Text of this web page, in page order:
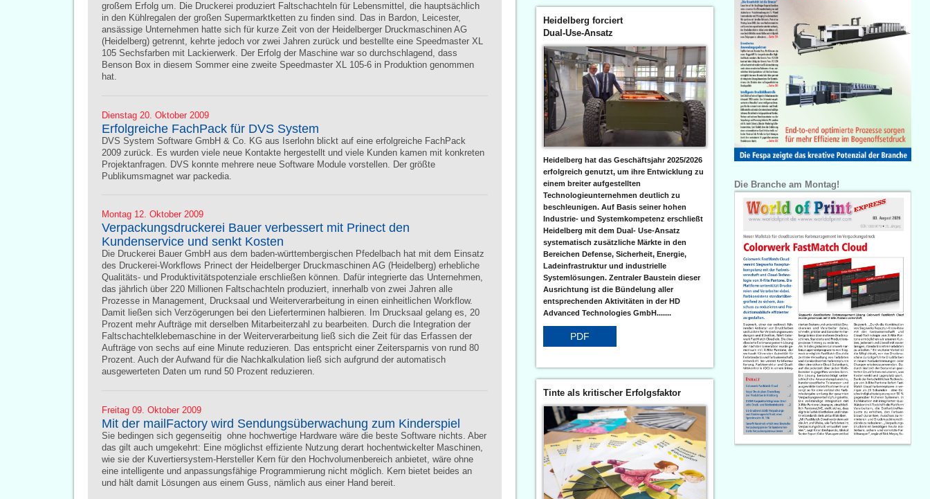
großem Erfolg um. Die Druckerei produziert Faltschachteln für Lebensmittel, die hauptsächlich
in den Kühlregalen der großen Supermarktketten zu finden sind. Das in Bardon, Leicester,
ansässige Unternehmen hatte sich für kurze Zeit von der Heidelberger Druckmaschinen AG
(Heidelberg) getrennt, kehrte jedoch vor zwei Jahren zurück und bestellte eine Speedmaster XL
105 Sechsfarben mit Lackierwerk. Der Erfolg der Maschine war so durchschlagend, dass
Benson Box in diesem Sommer eine zweite Speedmaster XL 105-6 in Produktion genommen
hat.
Dienstag 20. Oktober 2009
Erfolgreiche FachPack für DVS System
DVS System Software GmbH & Co. KG aus Iserlohn blickt auf eine erfolgreiche FachPack
2009 zurück. Es wurden viele neue Kontakte hergestellt und viele Kunden kamen mit konkreten
Projektanfragen. DVS konnte mehrere neue Software Module vorstellen. Der größte
Publikumsmagnet war packedia.
Montag 12. Oktober 2009
Verpackungsdruckerei Bauer verbessert mit Prinect den
Kundenservice und senkt Kosten
Die Druckerei Bauer GmbH aus dem baden-württembergischen Pfedelbach hat mit dem Einsatz
des Druckerei-Workflows Prinect der Heidelberger Druckmaschinen AG (Heidelberg) erhebliche
Qualitäts- und Produktivitätspotenziale erschließen können. Dafür integrierte das Unternehmen,
das jährlich über 220 Millionen Faltschachteln produziert, innerhalb von zwei Jahren alle
Prozesse in Management, Drucksaal und Weiterverarbeitung in einen einheitlichen Workflow.
Damit ließen sich Verzögerungen bei den Lieferterminen halbieren. Im Drucksaal gelang es, 20
Prozent mehr Aufträge mit derselben Mitarbeiterzahl zu bearbeiten. Durch die Integration der
Faltschachtelklebemaschine in der Weiterverarbeitung ließ sich die Zeit für das Erfassen der
Aufträge von sechs auf eine Minute reduzieren. Das entspricht einer Zeitersparnis von rund 80
Prozent. Auch der Aufwand für die Nachkalkulation ließ sich aufgrund der automatisch
ausgewerteten Daten um rund 50 Prozent reduzieren.
Freitag 09. Oktober 2009
Mit der mailFactory wird Sendungsüberwachung zum Kinderspiel
Sie bedingen sich gegenseitig  ohne hochwertige Hardware wäre die beste Software nichts. Aber
das gilt auch umgekehrt: Eine möglichst effiziente Nutzung derart hochentwickelter Maschinen,
wie sie der Kuvertiersystem-Hersteller Kern für den Hochvolumenbereich anbietet, wäre ohne
eine intelligente und anpassungsfähige Programmierung nicht möglich. Kern bietet beides an 
und hält damit Lösungen aus einem Guss, nämlich aus einer Hand bereit.
Heidelberg forciert
Dual-Use-Ansatz
Heidelberg hat das Geschäftsjahr 2025/2026
erfolgreich genutzt, um ihre Entwicklung zu
einem breiter aufgestellten
Technologieunternehmen deutlich zu
beschleunigen. Auf Basis seiner hohen
Industrie- und Systemkompetenz erschließt
Heidelberg mit dem Dual- Use-Ansatz
systematisch zusätzliche Märkte in den
Bereichen Defense, Sicherheit, Energie,
Ladeinfrastruktur und industrielle
Systemlösungen. Zentraler Baustein dieser
Ausrichtung ist die Bündelung aller
entsprechenden Aktivitäten in der HD
Advanced Technologies GmbH.......
PDF
Tinte als kritischer Erfolgsfaktor
Die Branche am Montag!